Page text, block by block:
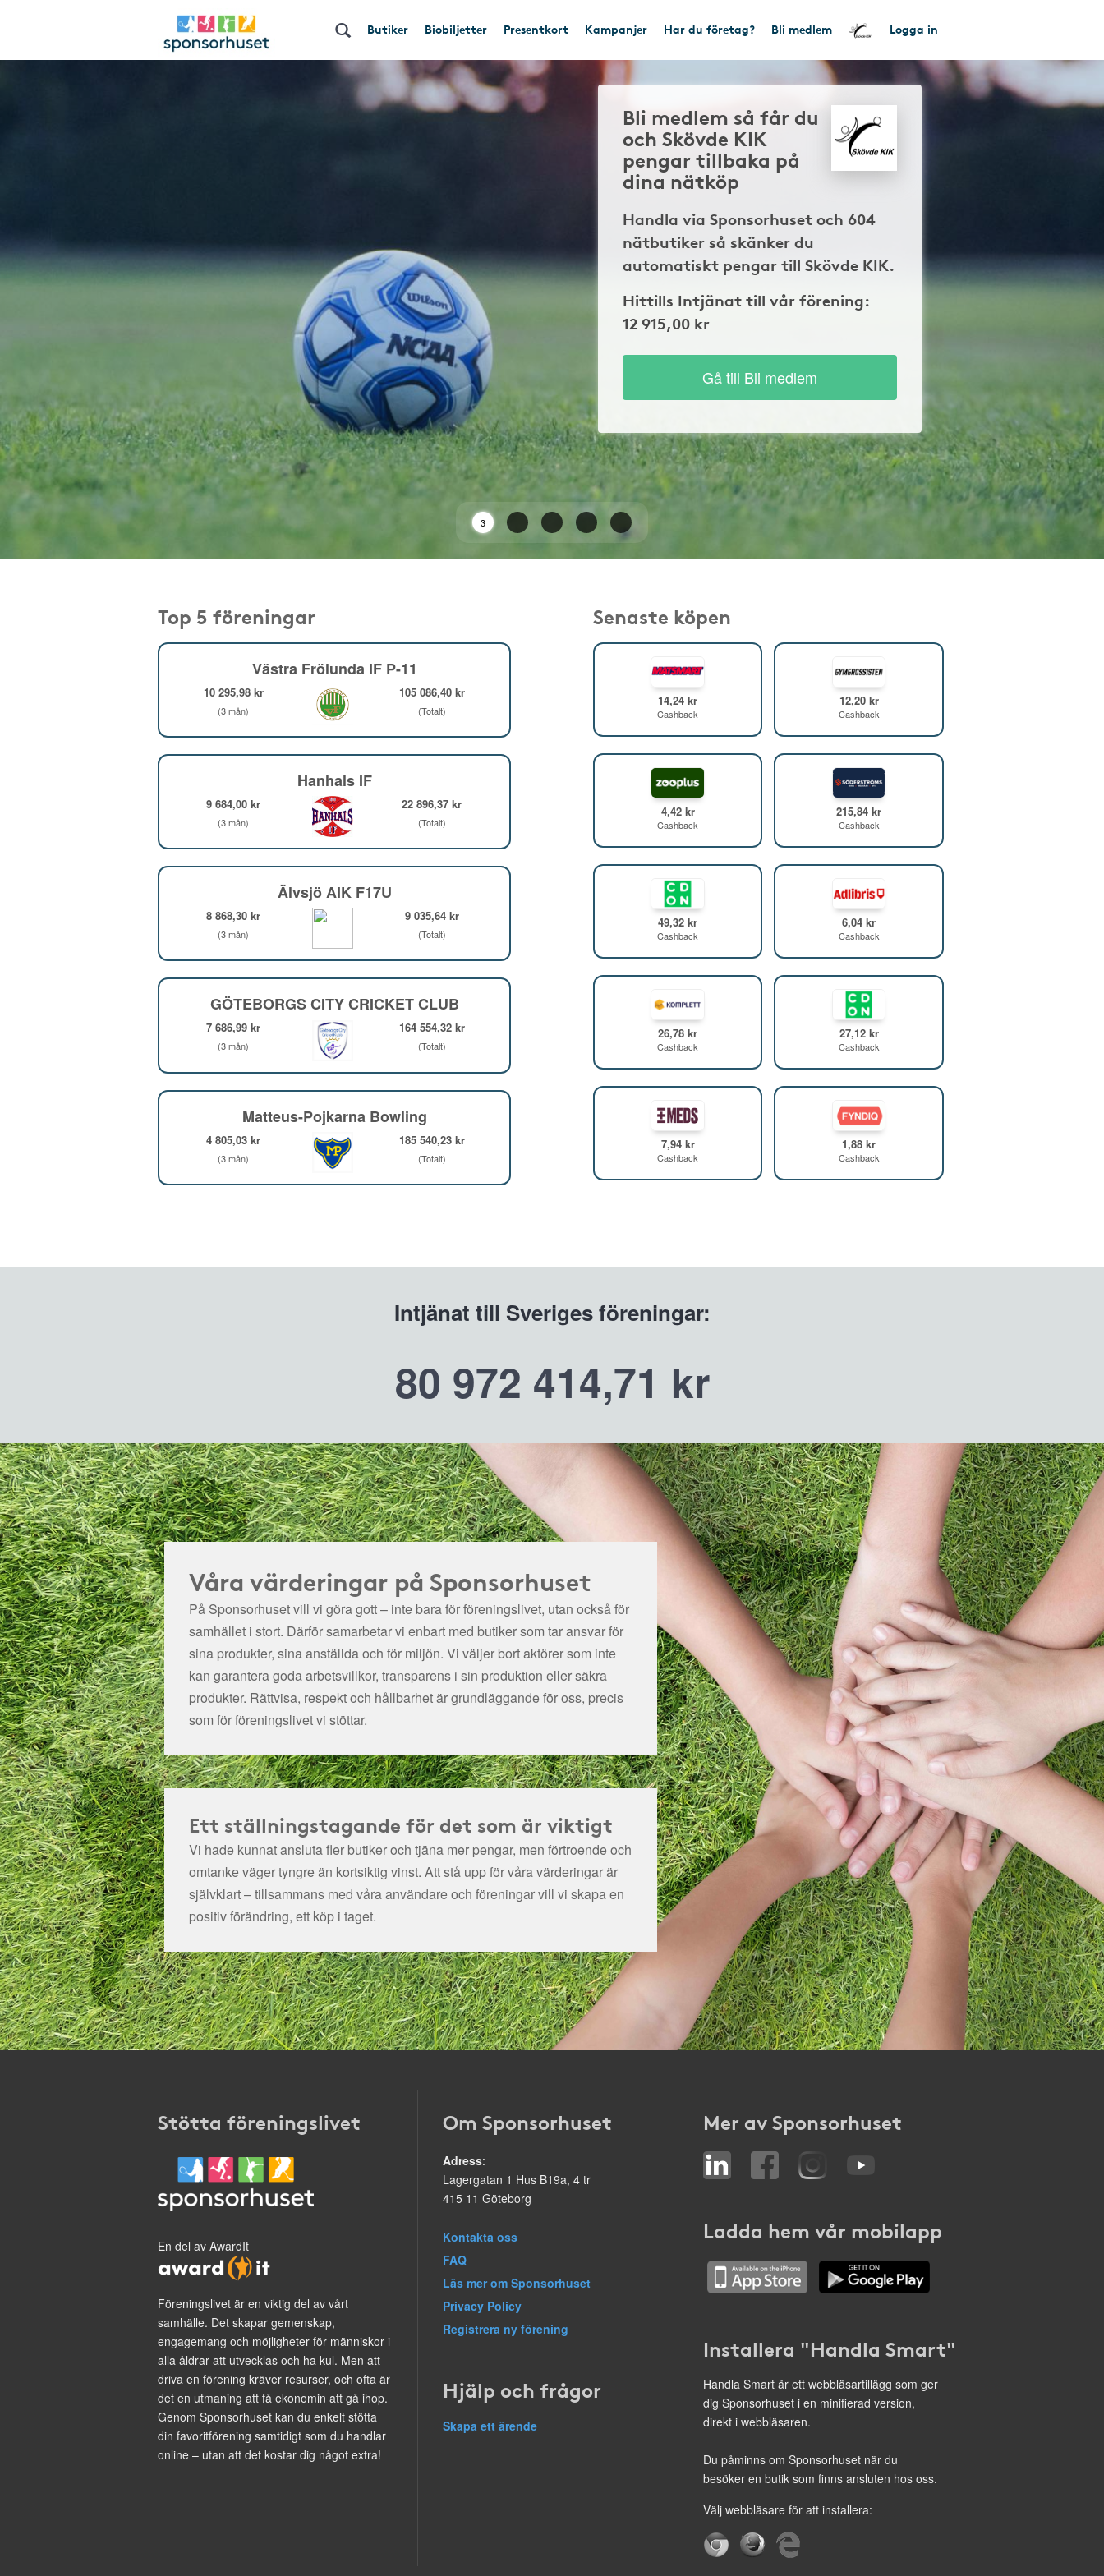
Butiker Biobiljetter Presentkort Kampanjer Har du företag? Bli medlem Logga in
Bli medlem så får du
och Skövde KIK
pengar tillbaka på
dina nätköp
Handla via Sponsorhuset och 604
nätbutiker så skänker du
automatiskt pengar till Skövde KIK.
Hittills Intjänat till vår förening:
12 915,00 kr
Gå till Bli medlem
2
Top 5 föreningar
Västra Frölunda IF P-11
10 295,98 kr
(3 mån)
105 086,40 kr
(Totalt)
Hanhals IF
9 684,00 kr
(3 mån)
22 896,37 kr
(Totalt)
Älvsjö AIK F17U
8 868,30 kr
(3 mån)
9 035,64 kr
(Totalt)
GÖTEBORGS CITY CRICKET CLUB
7 686,99 kr
(3 mån)
164 554,32 kr
(Totalt)
Matteus-Pojkarna Bowling
4 805,03 kr
(3 mån)
185 540,23 kr
(Totalt)
Senaste köpen
14,24 kr
Cashback
12,20 kr
Cashback
4,42 kr
Cashback
215,84 kr
Cashback
49,32 kr
Cashback
6,04 kr
Cashback
26,78 kr
Cashback
27,12 kr
Cashback
7,94 kr
Cashback
1,88 kr
Cashback
Intjänat till Sveriges föreningar:
80 972 414,71 kr
Våra värderingar på Sponsorhuset
På Sponsorhuset vill vi göra gott – inte bara för föreningslivet, utan också för
samhället i stort. Därför samarbetar vi enbart med butiker som tar ansvar för
sina produkter, sina anställda och för miljön. Vi väljer bort aktörer som inte
kan garantera goda arbetsvillkor, transparens i sin produktion eller säkra
produkter. Rättvisa, respekt och hållbarhet är grundläggande för oss, precis
som för föreningslivet vi stöttar.
Ett ställningstagande för det som är viktigt
Vi hade kunnat ansluta fler butiker och tjäna mer pengar, men förtroende och
omtanke väger tyngre än kortsiktig vinst. Att stå upp för våra värderingar är
självklart – tillsammans med våra användare och föreningar vill vi skapa en
positiv förändring, ett köp i taget.
Stötta föreningslivet
En del av AwardIt
Föreningslivet är en viktig del av vårt
samhälle. Det skapar gemenskap,
engagemang och möjligheter för människor i
alla åldrar att utvecklas och ha kul. Men att
driva en förening kräver resurser, och ofta är
det en utmaning att få ekonomin att gå ihop.
Genom Sponsorhuset kan du enkelt stötta
din favoritförening samtidigt som du handlar
online – utan att det kostar dig något extra!
Om Sponsorhuset
Adress:
Lagergatan 1 Hus B19a, 4 tr
415 11 Göteborg
Kontakta oss
FAQ
Läs mer om Sponsorhuset
Privacy Policy
Registrera ny förening
Hjälp och frågor
Skapa ett ärende
Mer av Sponsorhuset
Ladda hem vår mobilapp
Installera "Handla Smart"
Handla Smart är ett webbläsartillägg som ger
dig Sponsorhuset i en minifierad version,
direkt i webbläsaren.
Du påminns om Sponsorhuset när du
besöker en butik som finns ansluten hos oss.
Välj webbläsare för att installera: